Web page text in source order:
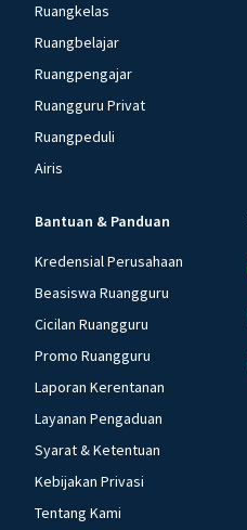
Ruangkelas
Ruangbelajar
Ruangpengajar
Ruangguru Privat
Ruangpeduli
Airis
Bantuan & Panduan
Kredensial Perusahaan
Beasiswa Ruangguru
Cicilan Ruangguru
Promo Ruangguru
Laporan Kerentanan
Layanan Pengaduan
Syarat & Ketentuan
Kebijakan Privasi
Tentang Kami